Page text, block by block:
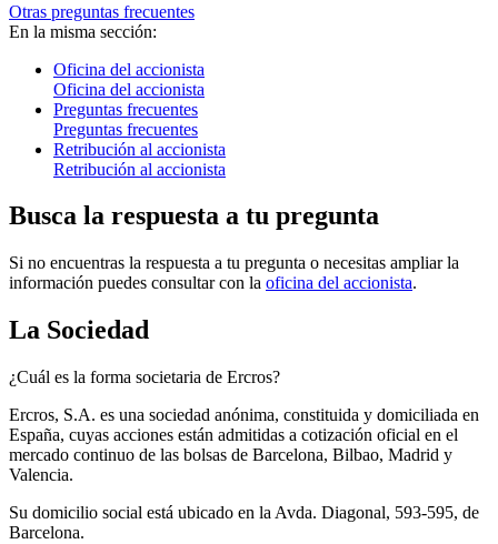
Otras preguntas frecuentes
En la misma sección:
Oficina del accionista
Oficina del accionista
Preguntas frecuentes
Preguntas frecuentes
Retribución al accionista
Retribución al accionista
Busca la respuesta a tu pregunta
Si no encuentras la respuesta a tu pregunta o necesitas ampliar la
información puedes consultar con la oficina del accionista.
La Sociedad
¿Cuál es la forma societaria de Ercros?
Ercros, S.A. es una sociedad anónima, constituida y domiciliada en
España, cuyas acciones están admitidas a cotización oficial en el
mercado continuo de las bolsas de Barcelona, Bilbao, Madrid y
Valencia.
Su domicilio social está ubicado en la Avda. Diagonal, 593-595, de
Barcelona.